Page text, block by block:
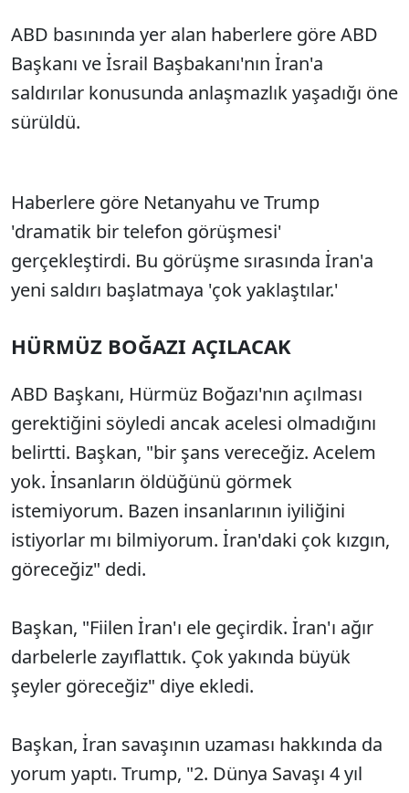
ABD basınında yer alan haberlere göre ABD
Başkanı ve İsrail Başbakanı'nın İran'a
saldırılar konusunda anlaşmazlık yaşadığı öne
sürüldü.
Haberlere göre Netanyahu ve Trump
'dramatik bir telefon görüşmesi'
gerçekleştirdi. Bu görüşme sırasında İran'a
yeni saldırı başlatmaya 'çok yaklaştılar.'
HÜRMÜZ BOĞAZI AÇILACAK
ABD Başkanı, Hürmüz Boğazı'nın açılması
gerektiğini söyledi ancak acelesi olmadığını
belirtti. Başkan, "bir şans vereceğiz. Acelem
yok. İnsanların öldüğünü görmek
istemiyorum. Bazen insanlarının iyiliğini
istiyorlar mı bilmiyorum. İran'daki çok kızgın,
göreceğiz" dedi.
Başkan, "Fiilen İran'ı ele geçirdik. İran'ı ağır
darbelerle zayıflattık. Çok yakında büyük
şeyler göreceğiz" diye ekledi.
Başkan, İran savaşının uzaması hakkında da
yorum yaptı. Trump, "2. Dünya Savaşı 4 yıl